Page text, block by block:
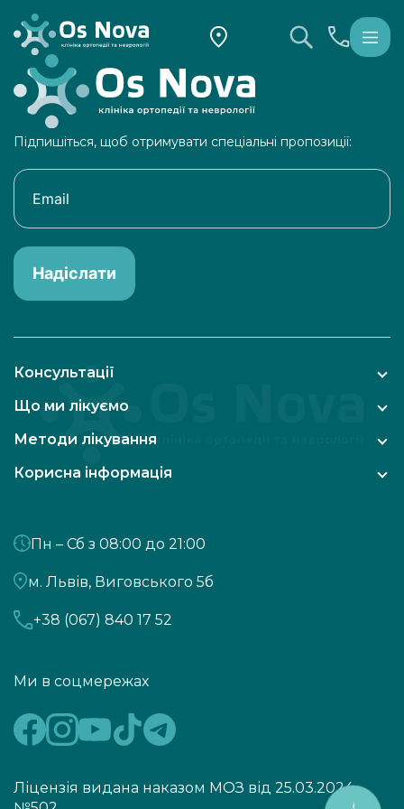
Підпишіться, щоб отримувати спеціальні пропозиції:
Надіслати
Корисна інформація
Консультації
Методи лікування
Що ми лікуємо
Пн – Сб з 08:00 до 21:00
м. Львів, Виговського 5б
+38 (067) 840 17 52
Ми в соцмережах
Ліцензія видана наказом МОЗ від 25.03.2024